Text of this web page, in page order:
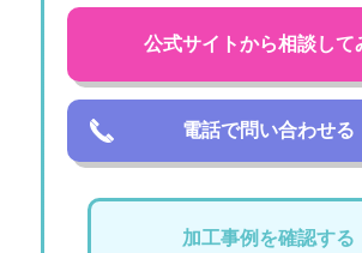
公式サイトから相談して
電話で問い合わせる
加工事例を確認する